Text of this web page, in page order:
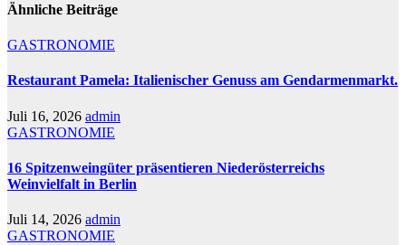
Ähnliche Beiträge
GASTRONOMIE
Restaurant Pamela: Italienischer Genuss am Gendarmenmarkt.
Juli 16, 2026 admin
GASTRONOMIE
16 Spitzenweingüter präsentieren Niederösterreichs
Weinvielfalt in Berlin
Juli 14, 2026 admin
GASTRONOMIE